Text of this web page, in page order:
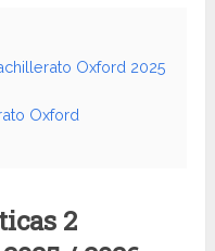
Oxford 2025
Oxford
2